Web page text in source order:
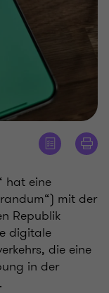
hat eine
mit der
Republik
digitale
die eine
in der